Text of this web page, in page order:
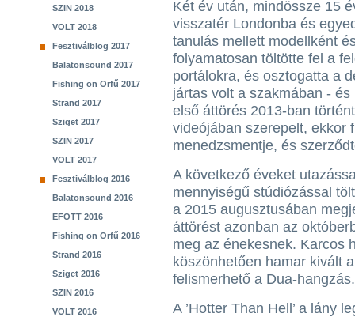
SZIN 2018
VOLT 2018
Fesztiválblog 2017
Balatonsound 2017
Fishing on Orfű 2017
Strand 2017
Sziget 2017
SZIN 2017
VOLT 2017
Fesztiválblog 2016
Balatonsound 2016
EFOTT 2016
Fishing on Orfű 2016
Strand 2016
Sziget 2016
SZIN 2016
VOLT 2016
Két év után, mindössze 15
visszatér Londonba és
tanulás mellett modellként
folyamatosan töltötte fel a
portálokra, és osztogatta a
jártas volt a szakmában -
első áttörés 2013-ban
videójában szerepelt, ekkor
menedzsmentje, és
A következő éveket
mennyiségű stúdiózással
a 2015 augusztusában
áttörést azonban az
meg az énekesnek. Karcos
köszönhetően hamar kivált
felismerhető a Dua-hangzás.
A ’Hotter Than Hell’ a lány